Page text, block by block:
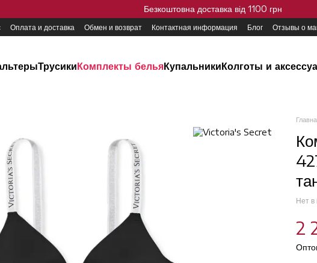
Безкоштовна доставка від 1100 грн
Оплата и доставка Обмен и возврат Контактная информация Блог Отзывы о
ТрусикиКомплекты бельяКупальникиКолготы и
Нет в
2